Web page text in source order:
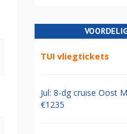
TUI vliegtickets
Jul: 8-dg cruise Oost
€1235